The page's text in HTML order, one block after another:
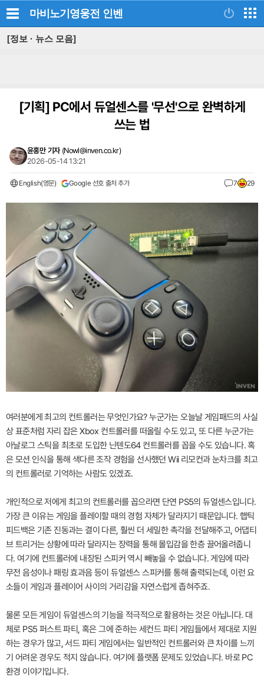
마비노기영웅전 인벤
[정보 · 뉴스 모음]
[기획]PC에서 듀얼센스를 '무선'으로 완벽하게
쓰는 법
윤홍만 기자 (Nowl@inven.co.kr)
2026-05-14 13:21
English(영문) Google 선호 출처 추가 7 29
여러분에게 최고의 컨트롤러는 무엇인가요? 누군가는 오늘날 게임패드의 사실
상 표준처럼 자리 잡은 Xbox 컨트롤러를 떠올릴 수도 있고, 또 다른 누군가는
아날로그 스틱을 최초로 도입한 닌텐도64 컨트롤러를 꼽을 수도 있습니다. 혹
은 모션 인식을 통해 색다른 조작 경험을 선사했던 Wii 리모컨과 눈차크를 최고
의 컨트롤러로 기억하는 사람도 있겠죠.
개인적으로 저에게 최고의 컨트롤러를 꼽으라면 단연 PS5의 듀얼센스입니다.
가장 큰 이유는 게임을 플레이할 때의 경험 자체가 달라지기 때문입니다. 햅틱
피드백은 기존 진동과는 결이 다른, 훨씬 더 세밀한 촉각을 전달해주고, 어댑티
브 트리거는 상황에 따라 달라지는 장력을 통해 몰입감을 한층 끌어올려줍니
다. 여기에 컨트롤러에 내장된 스피커 역시 빼놓을 수 없습니다. 게임에 따라
무전 음성이나 패링 효과음 등이 듀얼센스 스피커를 통해 출력되는데, 이런 요
소들이 게임과 플레이어 사이의 거리감을 자연스럽게 좁혀주죠.
물론 모든 게임이 듀얼센스의 기능을 적극적으로 활용하는 것은 아닙니다. 대
체로 PS5 퍼스트 파티, 혹은 그에 준하는 세컨드 파티 게임들에서 제대로 지원
하는 경우가 많고, 서드 파티 게임에서는 일반적인 컨트롤러와 큰 차이를 느끼
기 어려운 경우도 적지 않습니다. 여기에 플랫폼 문제도 있었습니다. 바로 PC
환경 이야기입니다.